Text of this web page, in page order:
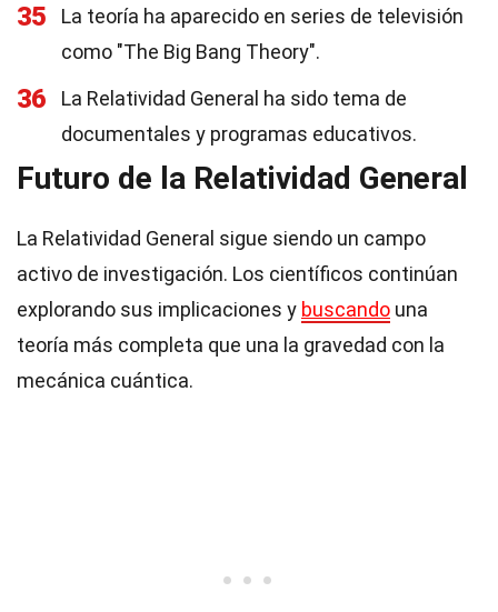
35
La teoría ha aparecido en series de televisión
como "The Big Bang Theory".
36
La Relatividad General ha sido tema de
documentales y programas educativos.
Futuro de la Relatividad General
La Relatividad General sigue siendo un campo
activo de investigación. Los científicos continúan
explorando sus implicaciones y buscando una
teoría más completa que una la gravedad con la
mecánica cuántica.